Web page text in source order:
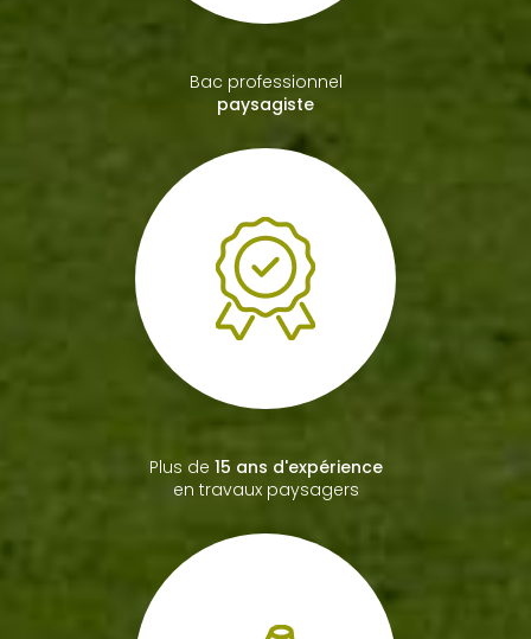
Plus de
15 ans d'expérience
en travaux paysagers